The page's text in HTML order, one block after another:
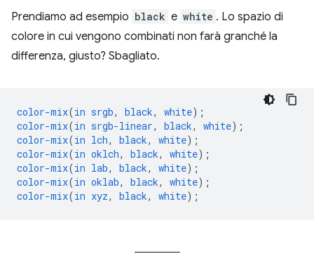
Prendiamo ad esempio black e white . Lo spazio di
colore in cui vengono combinati non farà granché la
differenza, giusto? Sbagliato.
color-mix(in srgb, black, white);
color-mix(in srgb-linear, black, white);
color-mix(in lch, black, white);
color-mix(in oklch, black, white);
color-mix(in lab, black, white);
color-mix(in oklab, black, white);
color-mix(in xyz, black, white);